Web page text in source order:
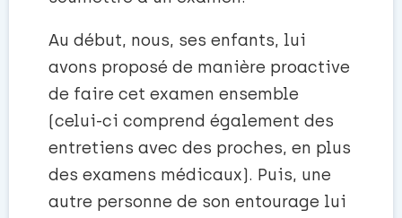
Au début, nous, ses enfants, lui
avons proposé de manière proactive
de faire cet examen ensemble
(celui-ci comprend également des
entretiens avec des proches, en plus
des examens médicaux). Puis, une
autre personne de son entourage lui